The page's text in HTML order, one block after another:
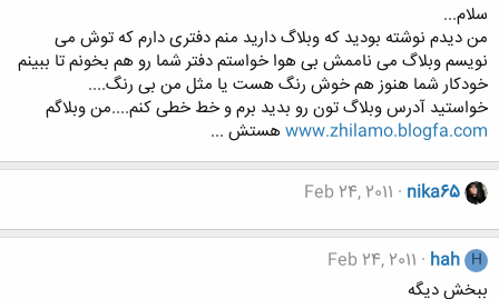
سلام...
من دیدم نوشته بودید که وبلاگ دارید منم دفتری دارم که توش می
نویسم وبلاگ می ناممش بی هوا خواستم دفتر شما رو هم بخونم تا ببینم
خودکار شما هنوز هم خوش رنگ هست یا مثل من بی رنگ....
خواستید آدرس وبلاگ تون رو بدید برم و خط خطی کنم....من وبلاگم
www.zhilamo.blogfa.comهستش ...
nika65
Feb 24, 2011
H
hah
Feb 24, 2011
ببخش دیگه